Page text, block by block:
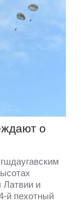
о
Латвии и
й пехотный